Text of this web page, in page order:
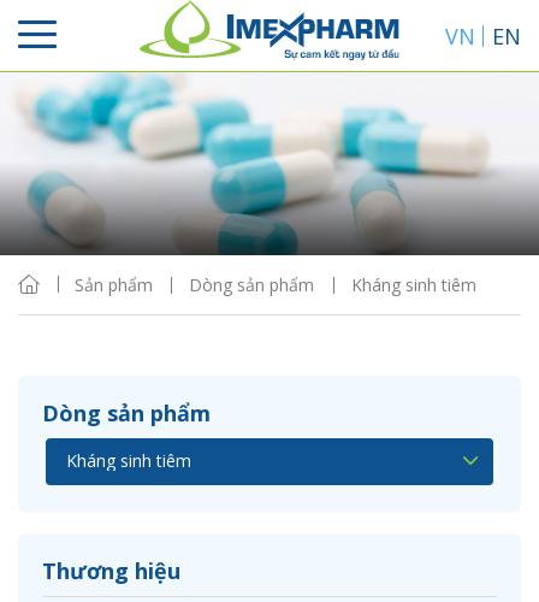
VN EN
Sản phẩm Dòng sản phẩm Kháng sinh tiêm
Dòng sản phẩm
Thương hiệu
Sắp xếp
Hiển thị